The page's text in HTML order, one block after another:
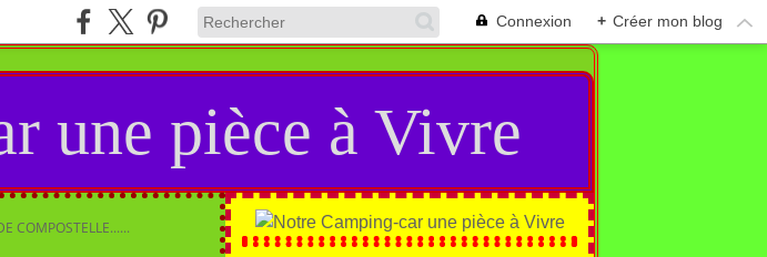
Connexion + Créer mon blog
une pièce à Vivre
COMPOSTELLE......